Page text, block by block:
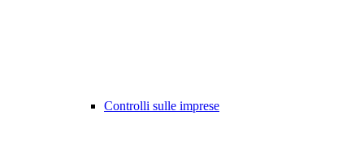
Controlli sulle imprese